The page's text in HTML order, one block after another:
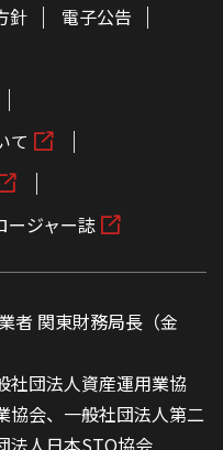
針
電子公告
て
ージャー誌
者 関東財務局長（金
社団法人資産運用業協
協会、一般社団法人第二